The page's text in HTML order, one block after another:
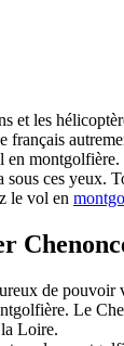
et les
français
en
sous ces yeux.
le vol en
de pouvoir
Le
Loire.